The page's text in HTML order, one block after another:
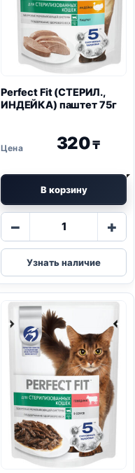
Perfect Fit (СТЕРИЛ.,
ИНДЕЙКА) паштет 75г
320₸
В корзину
−
Количество
Perfect
Fit
(СТЕРИЛ.,
ИНДЕЙКА)
паштет
75г
+
Узнать наличие